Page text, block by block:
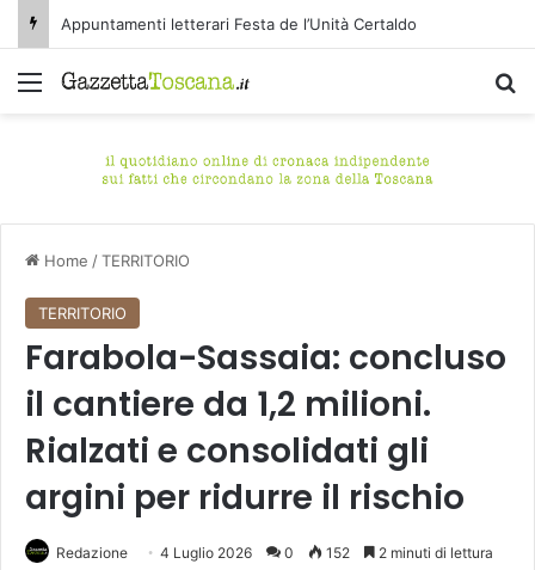
Appuntamenti letterari Festa de l’Unità Certaldo
Menu
Home /TERRITORIO
TERRITORIO
Farabola-Sassaia: concluso
il cantiere da 1,2 milioni.
Rialzati e consolidati gli
argini per ridurre il rischio
Redazione 4 Luglio 2026 0 152 2 minuti di lettura